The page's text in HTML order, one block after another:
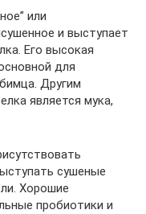
или
и выступает
Его высокая
для
Другим
является мука,
сушеные
Хорошие
пробиотики и